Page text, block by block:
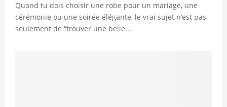
Quand tu dois choisir une robe pour un mariage, une
cérémonie ou une soirée élégante, le vrai sujet n’est pas
seulement de “trouver une belle...